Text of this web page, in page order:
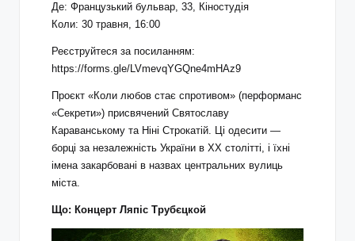
Де: Французький бульвар, 33, Кіностудія
Коли: 30 травня, 16:00
Реєструйтеся за посиланням:
https://forms.gle/LVmevqYGQne4mHAz9
Проєкт «Коли любов стає спротивом» (перформанс
«Секрети») присвячений Святославу
Караванському та Ніні Строкатій. Ці одесити —
борці за незалежність України в ХХ столітті, і їхні
імена закарбовані в назвах центральних вулиць
міста.
Що: Концерт Ляпіс Трубєцкой